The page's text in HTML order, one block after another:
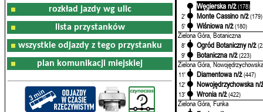
rozkład jazdy wg ulic
lista przystanków
wszystkie odjazdy z tego przystanku
plan komunikacji miejskiej
Węgierska n/ż (178)
2'
Monte Cassino n/ż (179)
5'
Wiśniowa n/ż (180)
Zielona Góra, Botaniczna
8' Ogród Botaniczny n/ż
9'
Botaniczna n/ż (223)
Zielona Góra, Nowojędrzychowska
11' Diamentowa n/ż (447)
12'
Nowojędrzychowska n/
13' Wronia n/ż (422)
Zielona Góra, Funka